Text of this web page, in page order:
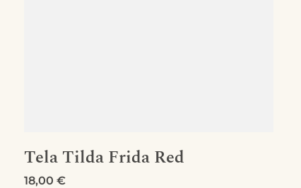
Tela Tilda Frida Red
18,00 €